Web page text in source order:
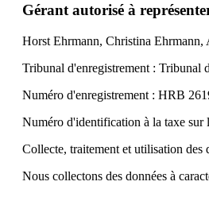
Gérant autorisé à
Horst Ehrmann, Christina Ehrmann,
Tribunal d'enregistrement : Tribunal
Numéro d'enregistrement : HRB
Numéro d'identification à la taxe
Collecte, traitement et utilisation des
Nous collectons des données à